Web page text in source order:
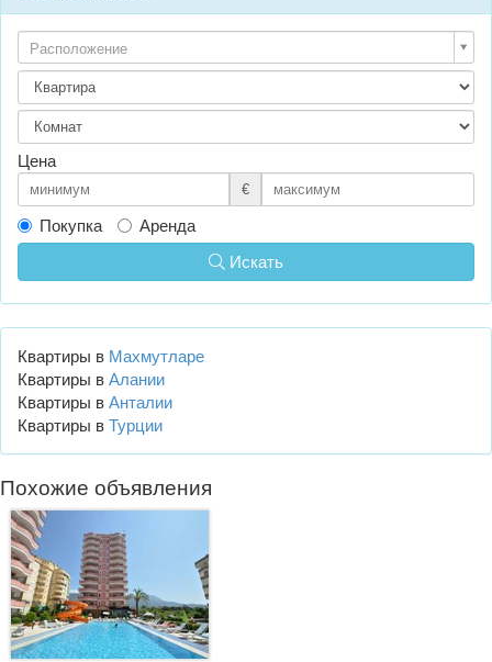
Расположение
Цена
€
Покупка
Аренда
Искать
Квартиры в Махмутларе
Квартиры в Алании
Квартиры в Анталии
Квартиры в Турции
Похожие объявления